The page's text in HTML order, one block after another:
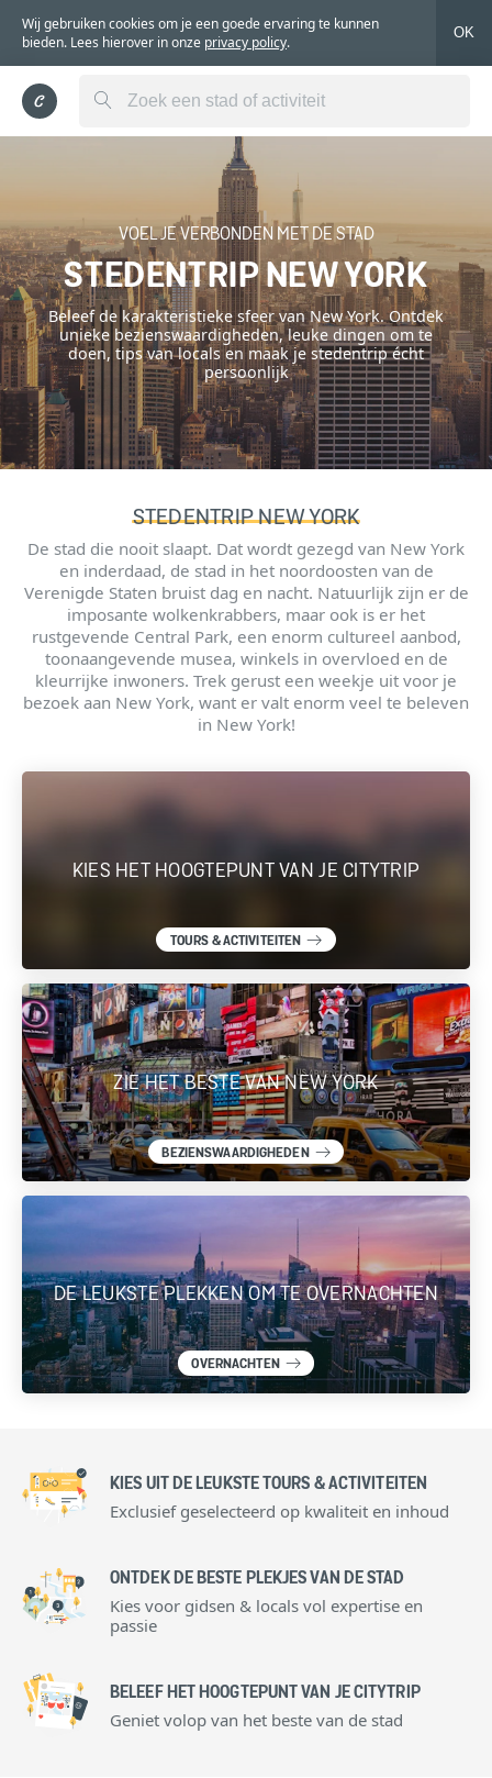
Wij gebruiken cookies om je een goede ervaring te kunnen
bieden. Lees hierover in onze privacy policy.
OK
VOEL JE VERBONDEN MET DE STAD
STEDENTRIP NEW YORK
Beleef de karakteristieke sfeer van New York. Ontdek
unieke bezienswaardigheden, leuke dingen om te
doen, tips van locals en maak je stedentrip écht
persoonlijk
STEDENTRIP NEW YORK
De stad die nooit slaapt. Dat wordt gezegd van New York
en inderdaad, de stad in het noordoosten van de
Verenigde Staten bruist dag en nacht. Natuurlijk zijn er de
imposante wolkenkrabbers, maar ook is er het
rustgevende Central Park, een enorm cultureel aanbod,
toonaangevende musea, winkels in overvloed en de
kleurrijke inwoners. Trek gerust een weekje uit voor je
bezoek aan New York, want er valt enorm veel te beleven
in New York!
KIES HET HOOGTEPUNT VAN JE CITYTRIP
TOURS & ACTIVITEITEN
ZIE HET BESTE VAN NEW YORK
BEZIENSWAARDIGHEDEN
DE LEUKSTE PLEKKEN OM TE OVERNACHTEN
OVERNACHTEN
KIES UIT DE LEUKSTE TOURS & ACTIVITEITEN
Exclusief geselecteerd op kwaliteit en inhoud
ONTDEK DE BESTE PLEKJES VAN DE STAD
Kies voor gidsen & locals vol expertise en
passie
BELEEF HET HOOGTEPUNT VAN JE CITYTRIP
Geniet volop van het beste van de stad